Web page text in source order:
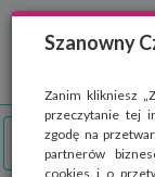
Szanowny
Zanim klikniesz
przeczytanie tej
zgodę na
partnerów
cookies i o
Strona wykorzystuje
Wyrażając zgodę na
przeglądarki. Przejdź do